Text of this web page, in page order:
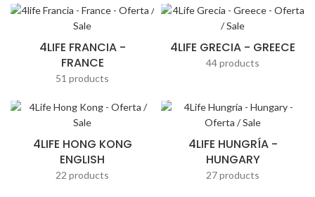
4LIFE FRANCIA -
FRANCE
51 products
4LIFE GRECIA - GREECE
44 products
4LIFE HONG KONG
ENGLISH
22 products
4LIFE HUNGRÍA -
HUNGARY
27 products